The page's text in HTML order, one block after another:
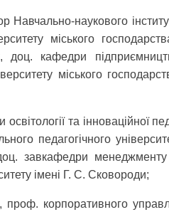
Навчально-наукового
міського
кафедри
міського
та інноваційної
педагогічного
завкафедри менеджменту
імені Г. С. Сковороди;
корпоративного